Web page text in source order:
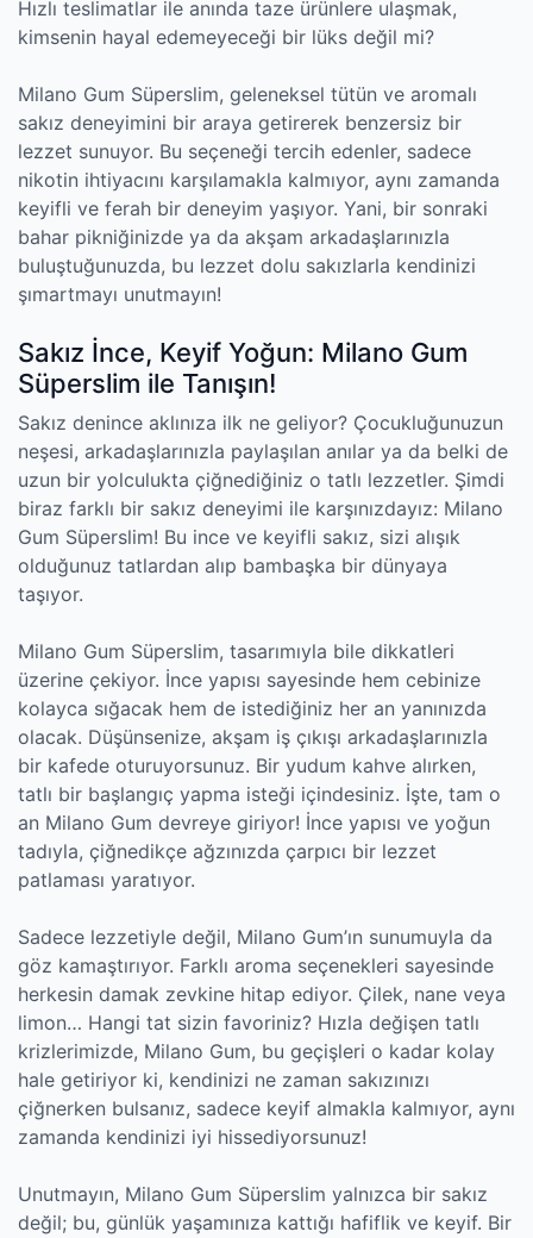
Hızlı teslimatlar ile anında taze ürünlere ulaşmak,
kimsenin hayal edemeyeceği bir lüks değil mi?
Milano Gum Süperslim, geleneksel tütün ve aromalı
sakız deneyimini bir araya getirerek benzersiz bir
lezzet sunuyor. Bu seçeneği tercih edenler, sadece
nikotin ihtiyacını karşılamakla kalmıyor, aynı zamanda
keyifli ve ferah bir deneyim yaşıyor. Yani, bir sonraki
bahar pikniğinizde ya da akşam arkadaşlarınızla
buluştuğunuzda, bu lezzet dolu sakızlarla kendinizi
şımartmayı unutmayın!
Sakız İnce, Keyif Yoğun: Milano Gum
Süperslim ile Tanışın!
Sakız denince aklınıza ilk ne geliyor? Çocukluğunuzun
neşesi, arkadaşlarınızla paylaşılan anılar ya da belki de
uzun bir yolculukta çiğnediğiniz o tatlı lezzetler. Şimdi
biraz farklı bir sakız deneyimi ile karşınızdayız: Milano
Gum Süperslim! Bu ince ve keyifli sakız, sizi alışık
olduğunuz tatlardan alıp bambaşka bir dünyaya
taşıyor.
Milano Gum Süperslim, tasarımıyla bile dikkatleri
üzerine çekiyor. İnce yapısı sayesinde hem cebinize
kolayca sığacak hem de istediğiniz her an yanınızda
olacak. Düşünsenize, akşam iş çıkışı arkadaşlarınızla
bir kafede oturuyorsunuz. Bir yudum kahve alırken,
tatlı bir başlangıç yapma isteği içindesiniz. İşte, tam o
an Milano Gum devreye giriyor! İnce yapısı ve yoğun
tadıyla, çiğnedikçe ağzınızda çarpıcı bir lezzet
patlaması yaratıyor.
Sadece lezzetiyle değil, Milano Gum’ın sunumuyla da
göz kamaştırıyor. Farklı aroma seçenekleri sayesinde
herkesin damak zevkine hitap ediyor. Çilek, nane veya
limon… Hangi tat sizin favoriniz? Hızla değişen tatlı
krizlerimizde, Milano Gum, bu geçişleri o kadar kolay
hale getiriyor ki, kendinizi ne zaman sakızınızı
çiğnerken bulsanız, sadece keyif almakla kalmıyor, aynı
zamanda kendinizi iyi hissediyorsunuz!
Unutmayın, Milano Gum Süperslim yalnızca bir sakız
değil; bu, günlük yaşamınıza kattığı hafiflik ve keyif. Bir